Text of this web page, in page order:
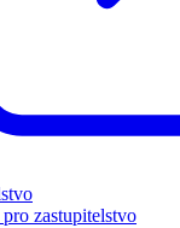
zastupitelstvo